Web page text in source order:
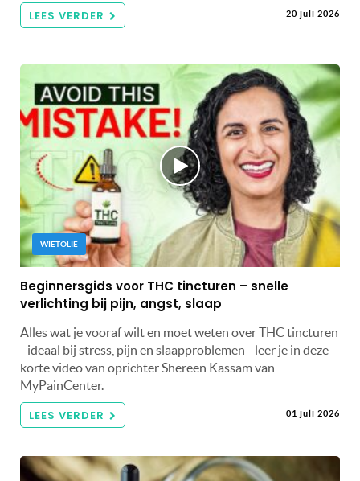
LEES VERDER 20 juli 2026
WIETOLIE
Beginnersgids voor THC tincturen – snelle
verlichting bij pijn, angst, slaap
Alles wat je vooraf wilt en moet weten over THC tincturen
- ideaal bij stress, pijn en slaapproblemen - leer je in deze
korte video van oprichter Shereen Kassam van
MyPainCenter.
LEES VERDER 01 juli 2026